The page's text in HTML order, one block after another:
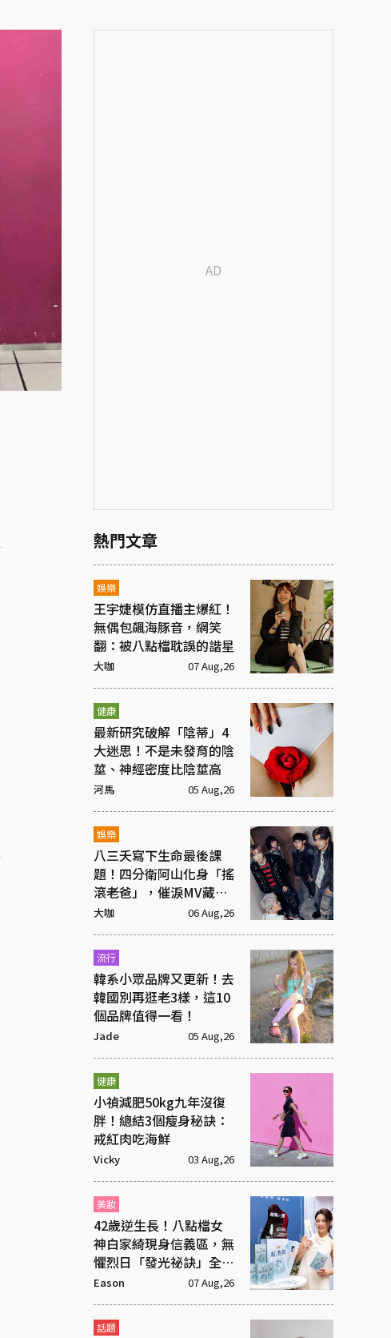
熱門文章
娛樂
王宇婕模仿直播主爆紅！
無偶包飆海豚音，網笑
翻：被八點檔耽誤的諧星
大咖 07 Aug,26
健康
最新研究破解「陰蒂」4
大迷思！不是未發育的陰
莖、神經密度比陰莖高
河馬 05 Aug,26
娛樂
八三夭寫下生命最後課
題！四分衛阿山化身「搖
滾老爸」，催淚MV藏大
洋蔥
大咖 06 Aug,26
流行
韓系小眾品牌又更新！去
韓國別再逛老3樣，這10
個品牌值得一看！
Jade 05 Aug,26
健康
小禎減肥50kg九年沒復
胖！總結3個瘦身秘訣：
戒紅肉吃海鮮
Vicky 03 Aug,26
美妝
42歲逆生長！八點檔女
神白家綺現身信義區，無
懼烈日「發光祕訣」全靠
這包
Eason 07 Aug,26
話題